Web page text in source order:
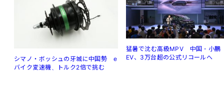
シマノ・ボッシュの牙城に中国勢 e
バイク変速機、トルク2倍で挑む
猛暑で沈む高級MPV 中国・小鵬
EV、3万台超の公式リコールへ